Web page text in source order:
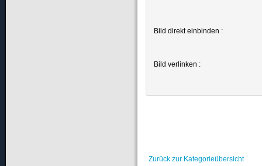
Bild direkt einbinden :
Bild verlinken :
Zurück zur Kategorieübersicht